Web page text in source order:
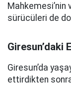
Mahkemesi’nin
sürücüleri de
Giresun’daki
Giresun’da
ettirdikten sonra